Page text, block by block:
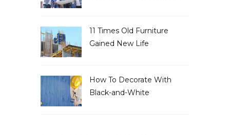
11 Times Old Furniture
Gained New Life
How To Decorate With
Black-and-White